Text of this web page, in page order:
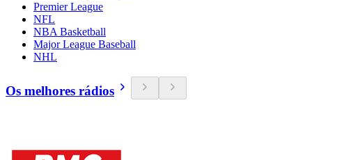
Premier League
NFL
NBA Basketball
Major League Baseball
NHL
Os melhores rádios